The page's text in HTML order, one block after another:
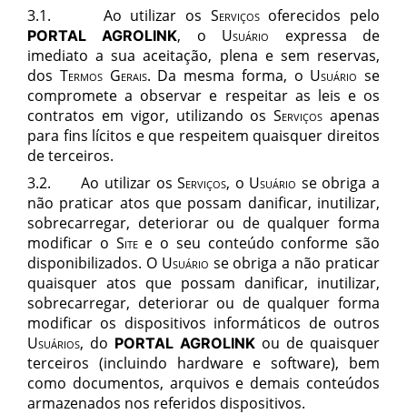
3.1. Ao utilizar os Serviçosoferecidos pelo
PORTAL AGROLINK, o Usuário expressa de
imediato a sua aceitação, plena e sem reservas,
dos Termos Gerais. Da mesma forma, o Usuário se
compromete a observar e respeitar as leis e os
contratos em vigor, utilizando osServiçosapenas
para fins lícitos e que respeitem quaisquer direitos
de terceiros.
3.2. Ao utilizar osServiços, o Usuário se obriga a
não praticar atos que possam danificar, inutilizar,
sobrecarregar, deteriorar ou de qualquer forma
modificar o Sitee o seu conteúdo conforme são
disponibilizados. O Usuário se obriga a não praticar
quaisquer atos que possam danificar, inutilizar,
sobrecarregar, deteriorar ou de qualquer forma
modificar os dispositivos informáticos de outros
Usuários, do PORTAL AGROLINK ou de quaisquer
terceiros (incluindo hardware e software), bem
como documentos, arquivos e demais conteúdos
armazenados nos referidos dispositivos.